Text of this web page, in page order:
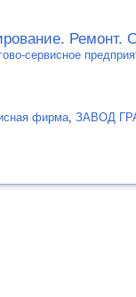
Ремонт.
сервисное
фирма ЗАВОД